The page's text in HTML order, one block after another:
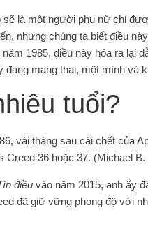
là một người phụ nữ chỉ
nhưng chúng ta biết điều
1985, điều này hóa ra lại
mang thai, một mình và
tuổi?
vài tháng sau cái chết của
36 hoặc 37. (Michael B.
điều vào năm 2015, anh ấy
đã giữ vững phong độ với